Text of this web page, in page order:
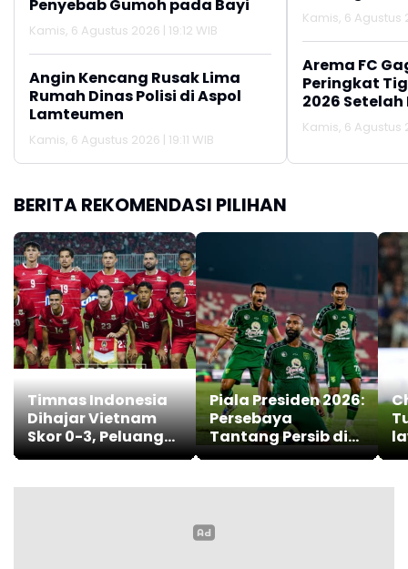
Penyebab Gumoh pada Bayi
Kamis, 6 Agustus 2026 | 19:12 WIB
Angin Kencang Rusak Lima
Rumah Dinas Polisi di Aspol
Lamteumen
Kamis, 6 Agustus 2026 | 19:11 WIB
Kamis, 6 Agustus
Arema FC
Peringkat
2026
Persija
Kamis, 6 Agustus
BERITA REKOMENDASI PILIHAN
Timnas Indonesia
Dihajar Vietnam
Skor 0-3, Peluang
Lolos Semifinal
Piala Presiden 2026:
Persebaya
Tantang Persib di
Final